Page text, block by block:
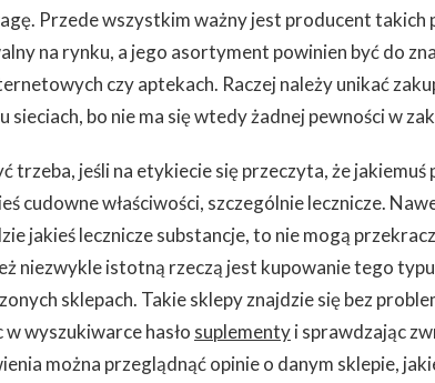
Przede wszystkim ważny jest producent takich
na rynku, a jego asortyment powinien być do
czy aptekach. Raczej należy unikać
sieciach, bo nie ma się wtedy żadnej pewności w
trzeba, jeśli na etykiecie się przeczyta, że
cudowne właściwości, szczególnie lecznicze.
jakieś lecznicze substancje, to nie mogą
niezwykle istotną rzeczą jest kupowanie tego
sklepach. Takie sklepy znajdzie się bez
w wyszukiwarce hasło suplementyi sprawdzając
można przeglądnąć opinie o danym sklepie,